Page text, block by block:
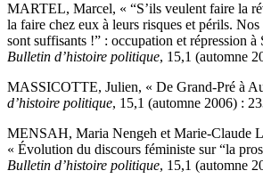
MARTEL, Marcel, « “S’ils veulent faire la
la faire chez eux à leurs risques et périls. Nos
sont suffisants !” : occupation et répression
Bulletin d’histoire politique, 15,1 (automne
MASSICOTTE, Julien, « De Grand-Pré à
d’histoire politique, 15,1 (automne 2006) :
MENSAH, Maria Nengeh et Marie-Claude
« Évolution du discours féministe sur “la
Bulletin d’histoire politique, 15,1 (automne